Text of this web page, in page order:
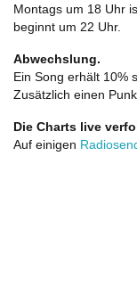
Montags um 18 Uhr
beginnt um 22 Uhr.
Abwechslung.
Ein Song erhält 10%
Zusätzlich einen
Die Charts live
Auf einigen